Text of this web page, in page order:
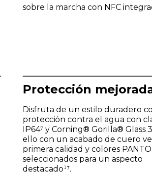
sobre la marcha con NFC
Protección
Disfruta de un estilo duradero
protección contra el agua con
IP64⁷ y Corning® Gorilla® Glass
ello con un acabado de cuero
primera calidad y colores
seleccionados para un aspecto
destacado¹⁷.